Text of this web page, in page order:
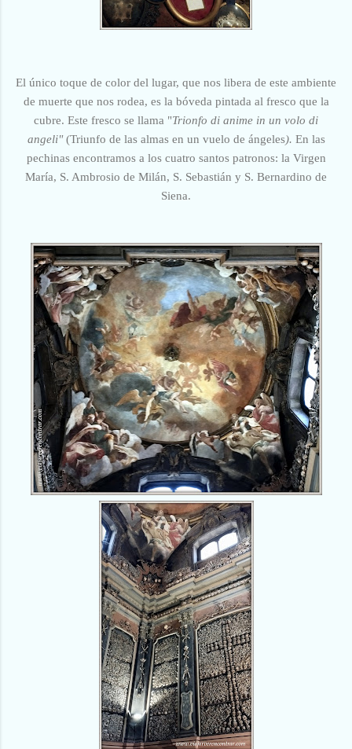
El único toque de color del lugar, que nos libera de este ambiente
de muerte que nos rodea, es la bóveda pintada al fresco que la
cubre. Este fresco se llama "Trionfo di anime in un volo di
angeli"(Triunfo de las almas en un vuelo de ángeles). En las
pechinas encontramos a los cuatro santos patronos: la Virgen
María, S. Ambrosio de Milán, S. Sebastián y S. Bernardino de
Siena.